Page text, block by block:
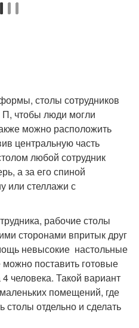
столы сотрудников
чтобы люди могли
можно расположить
центральную часть
любой сотрудник
а за его спиной
или стеллажи с
рабочие столы
сторонами впритык друг
невысокие настольные
поставить готовые
человека. Такой вариант
помещений, где
столы отдельно и сделать